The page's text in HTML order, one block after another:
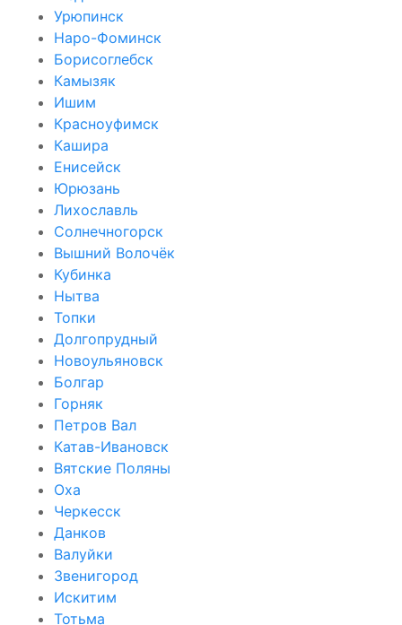
Урюпинск
Наро-Фоминск
Борисоглебск
Камызяк
Ишим
Красноуфимск
Кашира
Енисейск
Юрюзань
Лихославль
Солнечногорск
Вышний Волочёк
Кубинка
Нытва
Топки
Долгопрудный
Новоульяновск
Болгар
Горняк
Петров Вал
Катав-Ивановск
Вятские Поляны
Оха
Черкесск
Данков
Валуйки
Звенигород
Искитим
Тотьма